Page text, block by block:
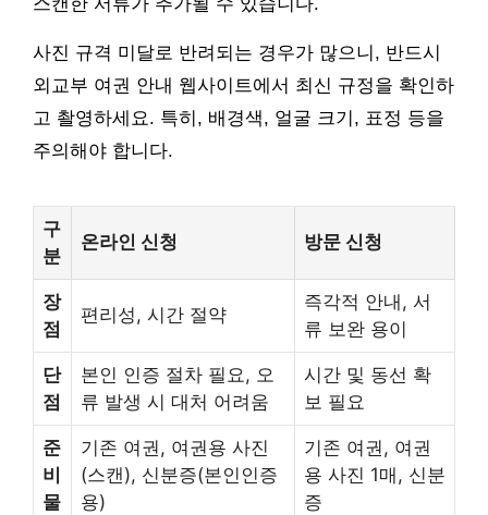
스캔한 서류가 추가될 수 있습니다.
사진 규격 미달로 반려되는 경우가 많으니, 반드시
외교부 여권 안내 웹사이트에서 최신 규정을 확인하
고 촬영하세요. 특히, 배경색, 얼굴 크기, 표정 등을
주의해야 합니다.
구
분
온라인 신청 방문 신청
장
점
편리성, 시간 절약
즉각적 안내, 서
류 보완 용이
단
점
본인 인증 절차 필요, 오
류 발생 시 대처 어려움
시간 및 동선 확
보 필요
준
비
물
기존 여권, 여권용 사진
(스캔), 신분증(본인인증
용)
기존 여권, 여권
용 사진 1매, 신분
증